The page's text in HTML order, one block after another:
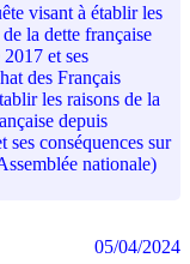
visant à établir les
la dette française
et ses
des Français
les raisons de la
depuis
conséquences sur
nationale)
05/04/2024